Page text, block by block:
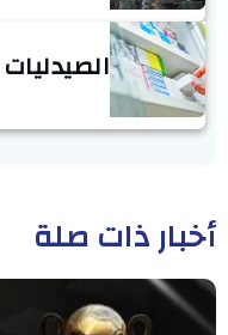
الصيدليات
أخبار ذات صلة